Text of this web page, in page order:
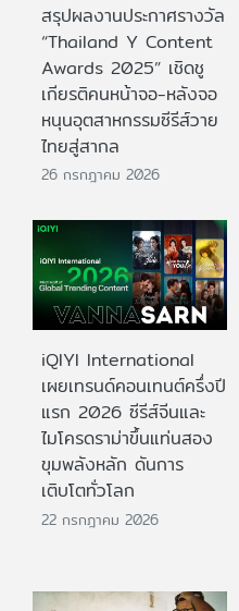
สรุปผลงานประกาศรางวัล
“Thailand Y Content
Awards 2025” เชิดชู
เกียรติคนหน้าจอ-หลังจอ
หนุนอุตสาหกรรมซีรีส์วาย
ไทยสู่สากล
26 กรกฎาคม 2026
iQIYI International
เผยเทรนด์คอนเทนต์ครึ่งปี
แรก 2026 ซีรีส์จีนและ
ไมโครดราม่าขึ้นแท่นสอง
ขุมพลังหลัก ดันการ
เติบโตทั่วโลก
22 กรกฎาคม 2026